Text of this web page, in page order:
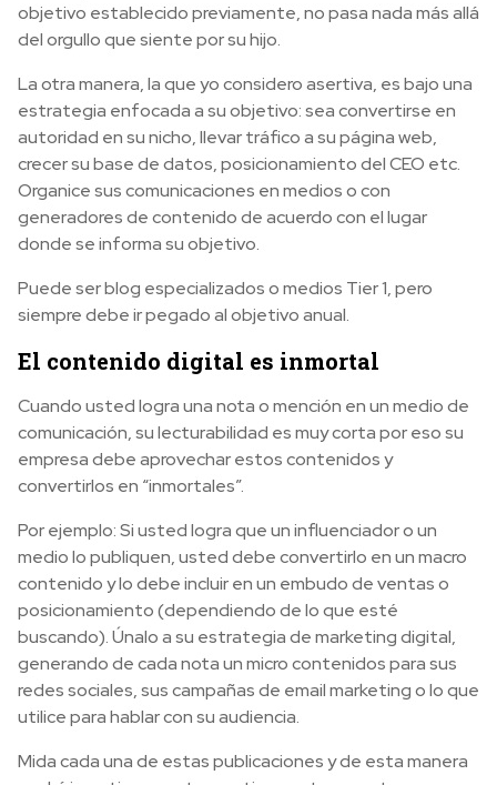
objetivo establecido previamente, no pasa nada más allá
del orgullo que siente por su hijo.
La otra manera, la que yo considero asertiva, es bajo una
estrategia enfocada a su objetivo: sea convertirse en
autoridad en su nicho, llevar tráfico a su página web,
crecer su base de datos, posicionamiento del CEO etc.
Organice sus comunicaciones en medios o con
generadores de contenido de acuerdo con el lugar
donde se informa su objetivo.
Puede ser blog especializados o medios Tier 1, pero
siempre debe ir pegado al objetivo anual.
El contenido digital es inmortal
Cuando usted logra una nota o mención en un medio de
comunicación, su lecturabilidad es muy corta por eso su
empresa debe aprovechar estos contenidos y
convertirlos en “inmortales”.
Por ejemplo: Si usted logra que un influenciador o un
medio lo publiquen, usted debe convertirlo en un macro
contenido y lo debe incluir en un embudo de ventas o
posicionamiento (dependiendo de lo que esté
buscando). Únalo a su estrategia de marketing digital,
generando de cada nota un micro contenidos para sus
redes sociales, sus campañas de email marketing o lo que
utilice para hablar con su audiencia.
Mida cada una de estas publicaciones y de esta manera